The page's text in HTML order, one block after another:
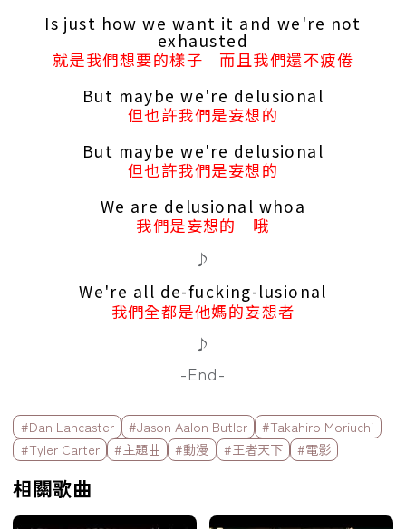
Is just how we want it and we're not
exhausted
就是我們想要的樣子 而且我們還不疲倦
But maybe we're delusional
但也許我們是妄想的
But maybe we're delusional
但也許我們是妄想的
We are delusional whoa
我們是妄想的 哦
♪
We're all de-fucking-lusional
我們全都是他媽的妄想者
♪
-End-
標籤欄
#Dan Lancaster #Jason Aalon Butler
#Takahiro Moriuchi
#Tyler Carter
#主題曲 #動漫 #王者天下 #電影
相關歌曲